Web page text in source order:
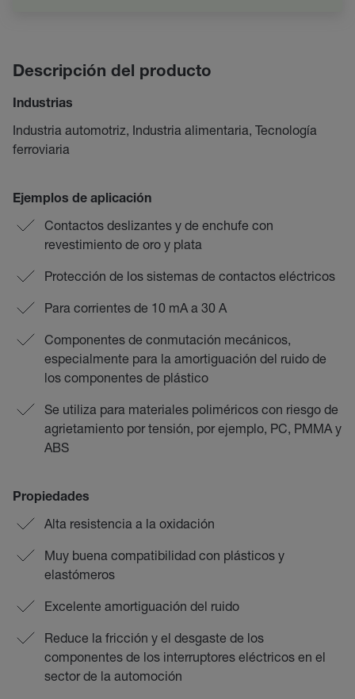
Descripción del producto
Industrias
Industria automotriz, Industria alimentaria, Tecnología
ferroviaria
Ejemplos de aplicación
Contactos deslizantes y de enchufe con
revestimiento de oro y plata
Protección de los sistemas de contactos eléctricos
Para corrientes de 10 mA a 30 A
Componentes de conmutación mecánicos,
especialmente para la amortiguación del ruido de
los componentes de plástico
Se utiliza para materiales poliméricos con riesgo de
agrietamiento por tensión, por ejemplo, PC, PMMA y
ABS
Propiedades
Alta resistencia a la oxidación
Muy buena compatibilidad con plásticos y
elastómeros
Excelente amortiguación del ruido
Reduce la fricción y el desgaste de los
componentes de los interruptores eléctricos en el
sector de la automoción